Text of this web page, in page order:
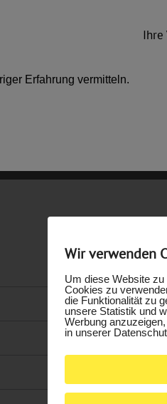
Ihre
Erfahrung vermitteln.
Mo. - Sa. 9.00 -
nach
Ab sofort sind
möglich!
Wir verwenden
Um diese Website
Cookies zu
die Funktionalität zu
unsere Statistik und
Werbung
in unserer